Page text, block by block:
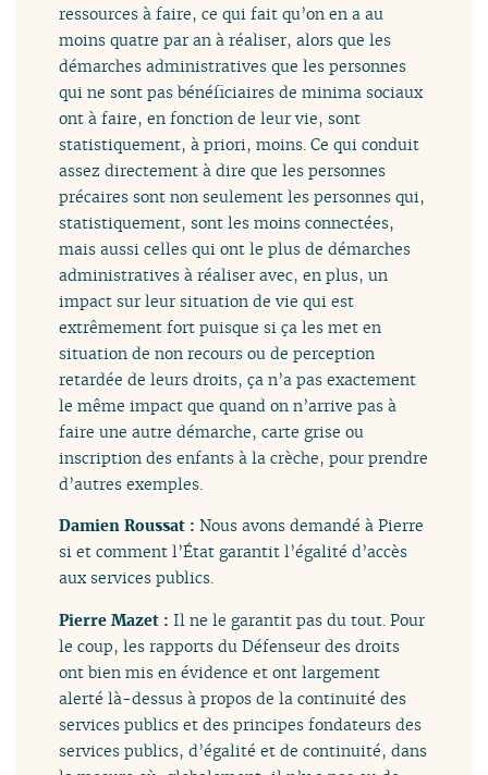
ressources à faire, ce qui fait qu’on en a au
moins quatre par an à réaliser, alors que les
démarches administratives que les personnes
qui ne sont pas bénéficiaires de minima sociaux
ont à faire, en fonction de leur vie, sont
statistiquement, à priori, moins. Ce qui conduit
assez directement à dire que les personnes
précaires sont non seulement les personnes qui,
statistiquement, sont les moins connectées,
mais aussi celles qui ont le plus de démarches
administratives à réaliser avec, en plus, un
impact sur leur situation de vie qui est
extrêmement fort puisque si ça les met en
situation de non recours ou de perception
retardée de leurs droits, ça n’a pas exactement
le même impact que quand on n’arrive pas à
faire une autre démarche, carte grise ou
inscription des enfants à la crèche, pour prendre
d’autres exemples.
Damien Roussat :Nous avons demandé à Pierre
si et comment l’État garantit l’égalité d’accès
aux services publics.
Pierre Mazet :Il ne le garantit pas du tout. Pour
le coup, les rapports du Défenseur des droits
ont bien mis en évidence et ont largement
alerté là-dessus à propos de la continuité des
services publics et des principes fondateurs des
services publics, d’égalité et de continuité, dans